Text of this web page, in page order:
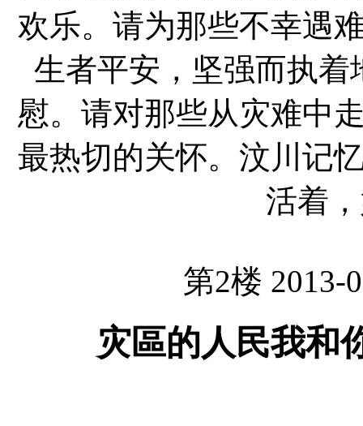
欢乐。请为那些不幸遇
生者平安，坚强而执
慰。请对那些从灾难中
最热切的关怀。汶川记
活着
第2楼 2013-
灾區的人民我和